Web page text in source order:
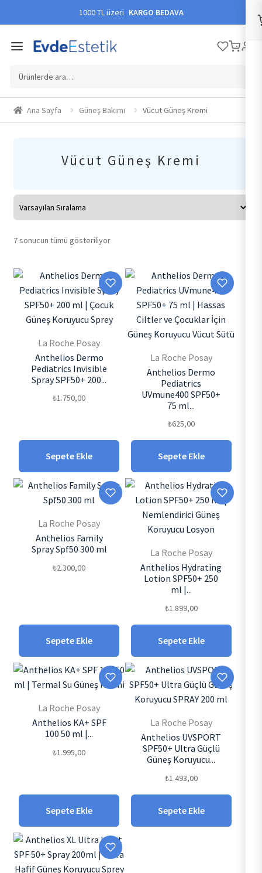
1000 TL üzeri KARGO BEDAVA
Ara:
Ana Sayfa Güneş Bakımı Vücut Güneş Kremi
Vücut Güneş Kremi
7 sonucun tümü gösteriliyor
La Roche Posay
Anthelios Dermo
Pediatrics Invisible
Spray SPF50+ 200...
₺1.750,00
Sepete Ekle
La Roche Posay
Anthelios Dermo
Pediatrics
UVmune400 SPF50+
75 ml...
₺625,00
Sepete Ekle
La Roche Posay
Anthelios Family
Spray Spf50 300 ml
₺2.300,00
Sepete Ekle
La Roche Posay
Anthelios Hydrating
Lotion SPF50+ 250
ml |...
₺1.899,00
Sepete Ekle
La Roche Posay
Anthelios KA+ SPF
100 50 ml |...
₺1.995,00
Sepete Ekle
La Roche Posay
Anthelios UVSPORT
SPF50+ Ultra Güçlü
Güneş Koruyucu...
₺1.493,00
Sepete Ekle